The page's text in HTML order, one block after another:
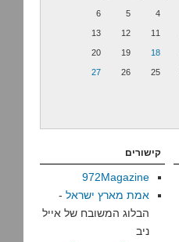
4
5
6
11
12
13
18
19
20
25
26
27
קישורים
972Magazine
אמת מארץ ישראל -
הבלוג המשובח של אייל
ניב